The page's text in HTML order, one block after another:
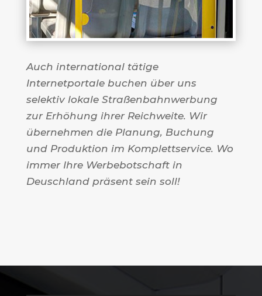
Auch international tätige
Internetportale buchen über uns
selektiv lokale Straßenbahnwerbung
zur Erhöhung ihrer Reichweite. Wir
übernehmen die Planung, Buchung
und Produktion im Komplettservice. Wo
immer Ihre Werbebotschaft in
Deuschland präsent sein soll!